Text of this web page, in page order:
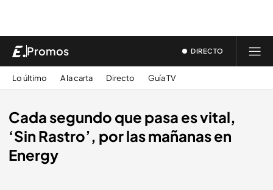
Promos DIRECTO
Lo último A la carta Directo Guía TV
Cada segundo que pasa es vital,
‘Sin Rastro’, por las mañanas en
Energy